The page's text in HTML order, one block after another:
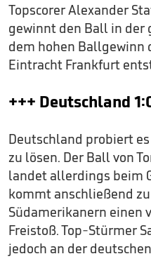
Topscorer Alexander
gewinnt den Ball in der
dem hohen Ballgewinn
Eintracht Frankfurt
+++ Deutschland
Deutschland probiert
zu lösen. Der Ball von
landet allerdings beim
kommt anschließend
Südamerikanern einen
Freistoß. Top-Stürmer
jedoch an der